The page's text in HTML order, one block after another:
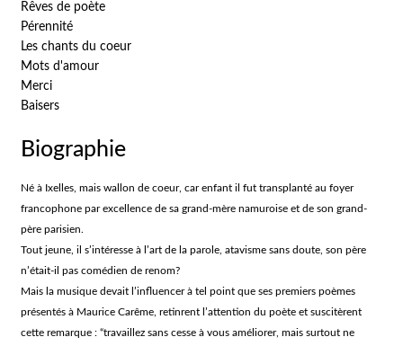
Rêves de poète
Pérennité
Les chants du coeur
Mots d'amour
Merci
Baisers
Biographie
Né à Ixelles, mais wallon de coeur, car enfant il fut transplanté au foyer
francophone par excellence de sa grand-mère namuroise et de son grand-
père parisien.
Tout jeune, il s’intéresse à l’art de la parole, atavisme sans doute, son père
n’était-il pas comédien de renom?
Mais la musique devait l’influencer à tel point que ses premiers poèmes
présentés à Maurice Carême, retinrent l’attention du poète et suscitèrent
cette remarque : “travaillez sans cesse à vous améliorer, mais surtout ne